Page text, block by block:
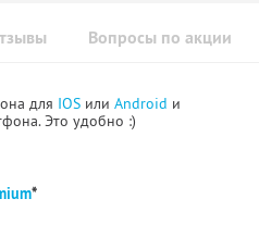
Вопросы по акции
для IOS или Android и
Это удобно :)
*